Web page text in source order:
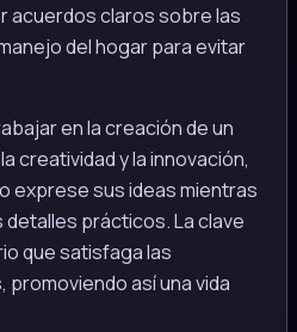
acuerdos claros sobre las
del hogar para evitar
en la creación de un
creatividad y la innovación,
exprese sus ideas mientras
prácticos. La clave
que satisfaga las
así una vida